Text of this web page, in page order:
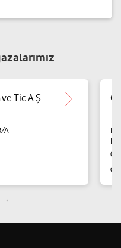
Tic.A.Ş.
A